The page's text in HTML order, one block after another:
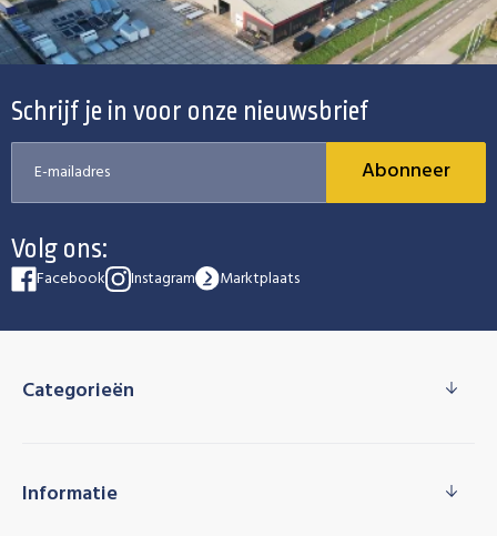
Schrijf je in voor onze nieuwsbrief
Abonneer
Volg ons:
Facebook Instagram Marktplaats
Categorieën
Informatie